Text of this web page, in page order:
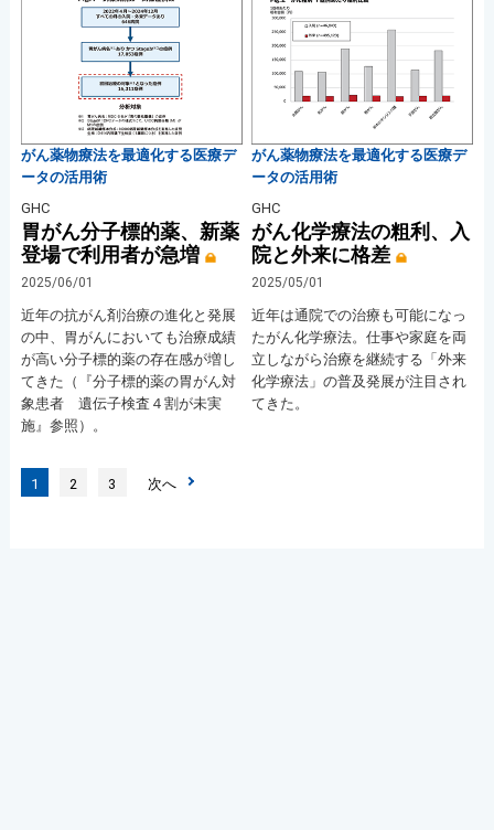
がん薬物療法を最適化する医療デ
ータの活用術
GHC
胃がん分子標的薬、新薬
登場で利用者が急増
2025/06/01
近年の抗がん剤治療の進化と発展
の中、胃がんにおいても治療成績
が高い分子標的薬の存在感が増し
てきた（『分子標的薬の胃がん対
象患者 遺伝子検査４割が未実
施』参照）。
がん薬物療法を最適化する医療デ
ータの活用術
GHC
がん化学療法の粗利、入
院と外来に格差
2025/05/01
近年は通院での治療も可能になっ
たがん化学療法。仕事や家庭を両
立しながら治療を継続する「外来
化学療法」の普及発展が注目され
てきた。
1 2 3 次へ